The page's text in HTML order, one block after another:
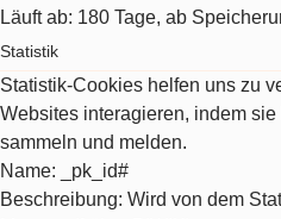
Läuft ab: 180 Tage, ab
Statistik
Statistik-Cookies helfen uns zu
Websites interagieren, indem
sammeln und melden.
Name: _pk_id#
Beschreibung: Wird von dem